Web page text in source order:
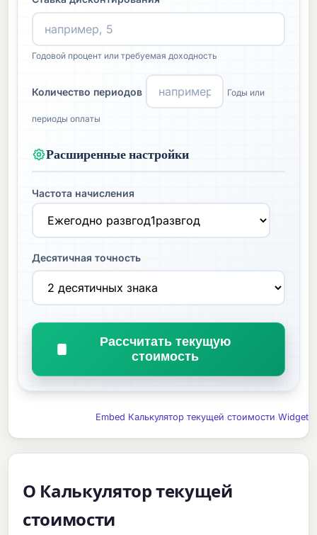
Годовой процент или требуемая доходность
Количество периодов Годы или
периоды оплаты
Расширенные настройки
Частота начисления
Десятичная точность
Рассчитать текущую
стоимость
Embed Калькулятор текущей стоимости Widget
О Калькулятор текущей
стоимости